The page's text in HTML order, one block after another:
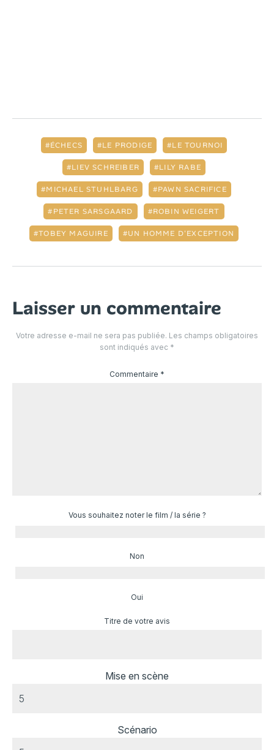
ÉCHECS LE PRODIGE LE TOURNOI
LIEV SCHREIBER LILY RABE
MICHAEL STUHLBARG PAWN SACRIFICE
PETER SARSGAARD ROBIN WEIGERT
TOBEY MAGUIRE UN HOMME D'EXCEPTION
Laisser un commentaire
Votre adresse e-mail ne sera pas publiée. Les champs obligatoires
sont indiqués avec *
Commentaire *
Vous souhaitez noter le film / la série ?
Non
Oui
Titre de votre avis
Mise en scène
Scénario